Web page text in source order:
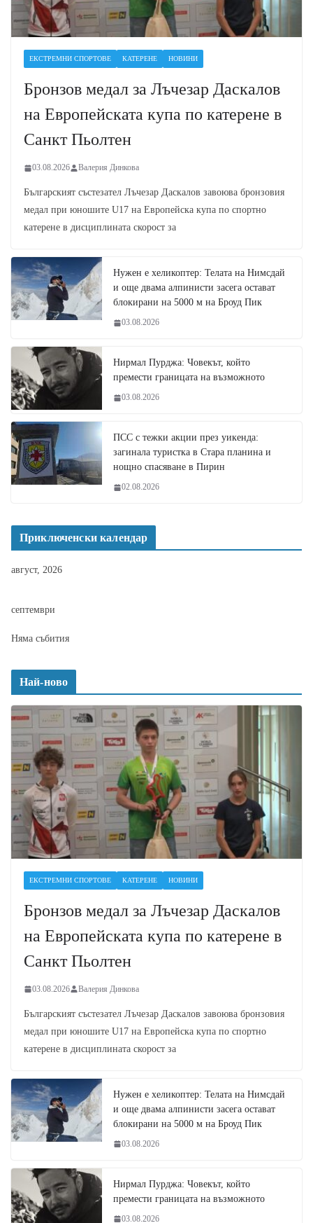
ЕКСТРЕМНИ СПОРТОВЕ КАТЕРЕНЕ НОВИНИ
Бронзов медал за Лъчезар Даскалов
на Европейската купа по катерене в
Санкт Пьолтен
03.08.2026 Валерия Динкова
Българският състезател Лъчезар Даскалов завоюва бронзовия
медал при юношите U17 на Европейска купа по спортно
катерене в дисциплината скорост за
Нужен е хеликоптер: Телата на Нимсдай
и още двама алпинисти засега остават
блокирани на 5000 м на Броуд Пик
03.08.2026
Нирмал Пурджа: Човекът, който
премести границата на възможното
03.08.2026
ПСС с тежки акции през уикенда:
загинала туристка в Стара планина и
нощно спасяване в Пирин
02.08.2026
Приключенски календар
август, 2026
септември
Няма събития
Най-ново
ЕКСТРЕМНИ СПОРТОВЕ КАТЕРЕНЕ НОВИНИ
Бронзов медал за Лъчезар Даскалов
на Европейската купа по катерене в
Санкт Пьолтен
03.08.2026 Валерия Динкова
Българският състезател Лъчезар Даскалов завоюва бронзовия
медал при юношите U17 на Европейска купа по спортно
катерене в дисциплината скорост за
Нужен е хеликоптер: Телата на Нимсдай
и още двама алпинисти засега остават
блокирани на 5000 м на Броуд Пик
03.08.2026
Нирмал Пурджа: Човекът, който
премести границата на възможното
03.08.2026